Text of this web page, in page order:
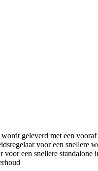
geleverd met een vooraf
voor een snellere
voor een snellere standalone